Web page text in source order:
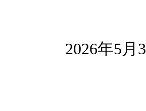
2026年5